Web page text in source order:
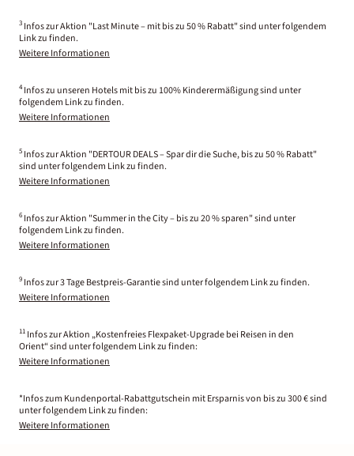
3 Infos zur Aktion "Last Minute – mit bis zu 50 % Rabatt" sind unter folgendem
Link zu finden.
Weitere Informationen
4 Infos zu unseren Hotels mit bis zu 100% Kinderermäßigung sind unter
folgendem Link zu finden.
Weitere Informationen
5 Infos zur Aktion "DERTOUR DEALS – Spar dir die Suche, bis zu 50 % Rabatt"
sind unter folgendem Link zu finden.
Weitere Informationen
6 Infos zur Aktion "Summer in the City – bis zu 20 % sparen" sind unter
folgendem Link zu finden.
Weitere Informationen
9 Infos zur 3 Tage Bestpreis-Garantie sind unter folgendem Link zu finden.
Weitere Informationen
11 Infos zur Aktion „Kostenfreies Flexpaket-Upgrade bei Reisen in den
Orient“ sind unter folgendem Link zu finden:
Weitere Informationen
*Infos zum Kundenportal-Rabattgutschein mit Ersparnis von bis zu 300 € sind
unter folgendem Link zu finden:
Weitere Informationen